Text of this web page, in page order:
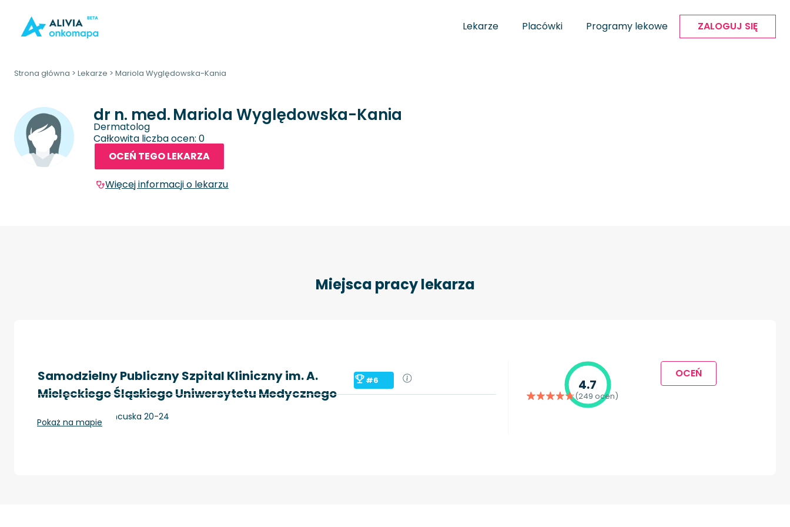
Lekarze Placówki Programy lekowe ZALOGUJ SIĘ
Strona główna > Lekarze > Mariola Wyględowska-Kania
dr n. med.Mariola Wyględowska-Kania
Dermatolog
Całkowita liczba ocen: 0
OCEŃ TEGO LEKARZA
Więcej informacji o lekarzu
Miejsca pracy lekarza
Samodzielny Publiczny Szpital Kliniczny im. A.
Mielęckiego Śląskiego Uniwersytetu Medycznego
#6
Katowice, ul. Francuska 20-24
Pokaż na mapie
4.7
(249 ocen)
OCEŃ